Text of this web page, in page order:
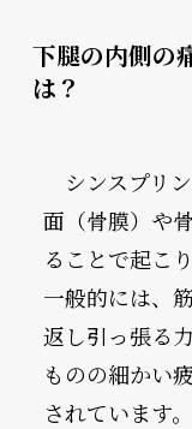
下腿の内側の
は？
シンスプリ
面（骨膜）や
ることで起こり
一般的には、
返し引っ張る
ものの細かい
されています